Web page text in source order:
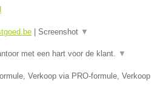
Screenshot ▼
met een hart voor de klant. ▼
Verkoop via PRO-formule, Verkoop